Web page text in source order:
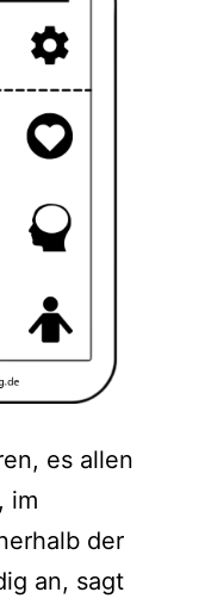
es allen
im
der
an, sagt